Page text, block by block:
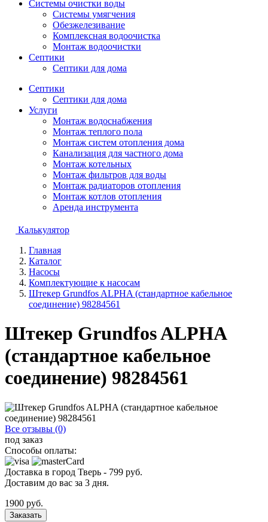
Системы очистки воды
Системы умягчения
Обезжелезивание
Комплексная водоочистка
Монтаж водоочистки
Септики
Септики для дома
Септики
Септики для дома
Услуги
Монтаж водоснабжения
Монтаж теплого пола
Монтаж систем отопления дома
Канализация для частного дома
Монтаж котельных
Монтаж фильтров для воды
Монтаж радиаторов отопления
Монтаж котлов отопления
Аренда инструмента
Калькулятор
Главная
Каталог
Насосы
Комплектующие к насосам
Штекер Grundfos ALPHA (стандартное кабельное
соединение) 98284561
Штекер Grundfos ALPHA
(стандартное кабельное
соединение) 98284561
Все отзывы (0)
под заказ
Способы оплаты:
Доставка в город Тверь - 799 руб.
Доставим до вас за 3 дня.
1900 руб.
Заказать